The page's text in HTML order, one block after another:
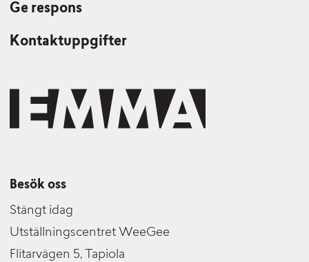
Ge respons
Kontaktuppgifter
Besök oss
Stängt idag
Utställningscentret WeeGee
Flitarvägen 5, Tapiola